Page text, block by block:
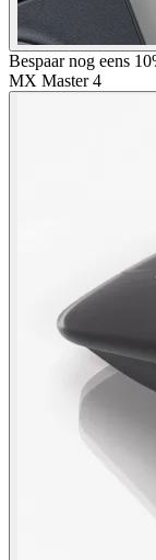
Bespaar nog eens
MX Master 4